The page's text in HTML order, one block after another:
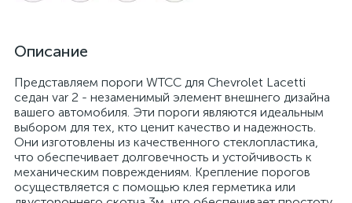
Описание
Представляем пороги WTCC для Chevrolet Lacetti
седан var 2 - незаменимый элемент внешнего дизайна
вашего автомобиля. Эти пороги являются идеальным
выбором для тех, кто ценит качество и надежность.
Они изготовлены из качественного стеклопластика,
что обеспечивает долговечность и устойчивость к
механическим повреждениям. Крепление порогов
осуществляется с помощью клея герметика или